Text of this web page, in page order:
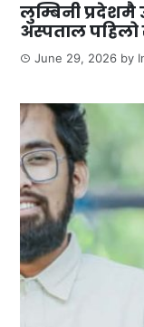
लुम्बिनी
अस्पताल पहिलो
June 29, 2026 by